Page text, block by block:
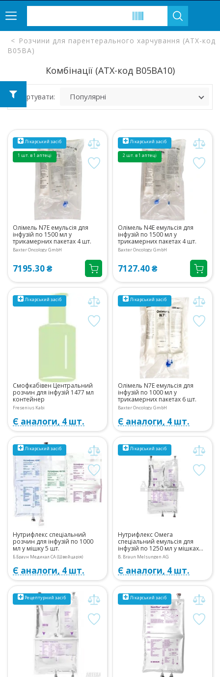
Розчини для парентерального харчування (ATX-код
B05BA)
Комбінації (ATX-код B05BA10)
Сортувати:
Лікарський засіб
1 шт. в 1 аптеці
Олімель N7E емульсія для
інфузій по 1500 мл у
трикамерних пакетах 4 шт.
Baxter Oncology GmbH
7195.30 ₴
Лікарський засіб
2 шт. в 1 аптеці
Олімель N4E емульсія для
інфузій по 1500 мл у
трикамерних пакетах 4 шт.
Baxter Oncology GmbH
7127.40 ₴
Лікарський засіб
Смофкабівен Центральний
розчин для інфузій 1477 мл
контейнер
Fresenius Kabi
Є аналоги, 4 шт.
Лікарський засіб
Олімель N7E емульсія для
інфузій по 1000 мл у
трикамерних пакетах 6 шт.
Baxter Oncology GmbH
Є аналоги, 4 шт.
Лікарський засіб
Нутрифлекс спеціальний
розчин для інфузій по 1000
мл у мішку 5 шт.
Б.Браун Медикал СА (Швейцарія)
Є аналоги, 4 шт.
Лікарський засіб
Нутрифлекс Омега
спеціальний емульсія для
інфузій по 1250 мл у мішках
трикамерних 5 шт.
B. Braun Melsungen AG
Є аналоги, 4 шт.
Рецептурний засіб Лікарський засіб